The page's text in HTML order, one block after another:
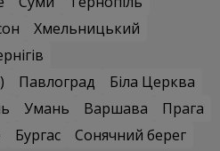
Хмельницький
Павлоград
Біла Церква
Умань Варшава
Прага
Бургас
Сонячний берег